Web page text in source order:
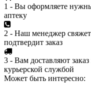
1 - Вы оформляете
аптеку
2 - Наш менеджер
подтвердит заказ
3 - Вам доставляют
курьерской службой
Может быть интересно: